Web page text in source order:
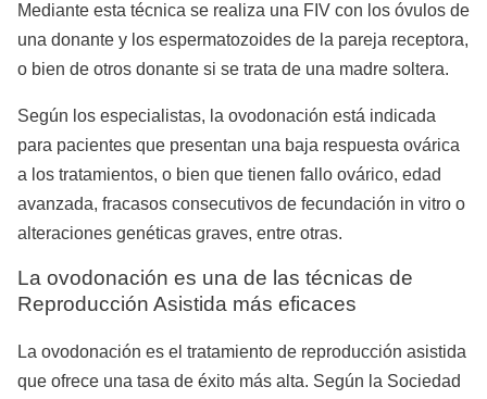
Mediante esta técnica se realiza una FIV con los óvulos de
una donante y los espermatozoides de la pareja receptora,
o bien de otros donante si se trata de una madre soltera.
Según los especialistas, la ovodonación está indicada
para pacientes que presentan una baja respuesta ovárica
a los tratamientos, o bien que tienen fallo ovárico, edad
avanzada, fracasos consecutivos de fecundación in vitro o
alteraciones genéticas graves, entre otras.
La ovodonación es una de las técnicas de
Reproducción Asistida más eficaces
La ovodonación es el tratamiento de reproducción asistida
que ofrece una tasa de éxito más alta. Según la Sociedad